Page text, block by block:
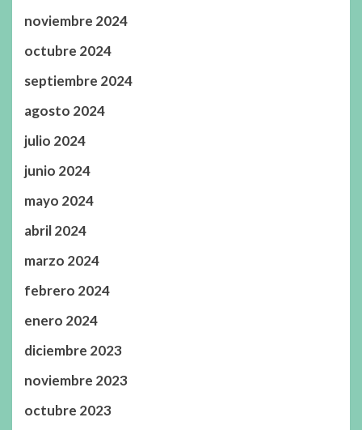
noviembre 2024
octubre 2024
septiembre 2024
agosto 2024
julio 2024
junio 2024
mayo 2024
abril 2024
marzo 2024
febrero 2024
enero 2024
diciembre 2023
noviembre 2023
octubre 2023